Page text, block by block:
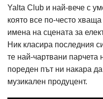
Yalta Club и най-вече с
която все по-често
имена на сцената за
Ник класира последния
те най-чартвани парчета
пореден път ни накара
музикален продуцент.